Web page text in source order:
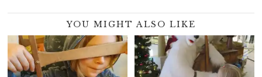
YOU MIGHT ALSO LIKE